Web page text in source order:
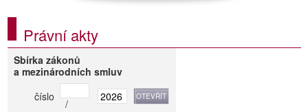
Právní akty
Sbírka zákonů
a mezinárodních smluv
číslo
/